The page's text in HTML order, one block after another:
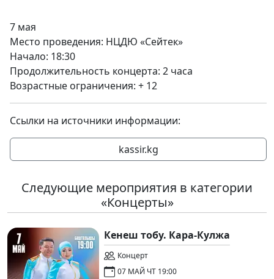
7 мая
Место проведения: НЦДЮ «Сейтек»
Начало: 18:30
Продолжительность концерта: 2 часа
Возрастные ограничения: + 12
Ссылки на источники информации:
kassir.kg
Следующие мероприятия в категории
«Концерты»
Кенеш тобу. Кара-Кулжа
Концерт
07 МАЙ ЧТ 19:00